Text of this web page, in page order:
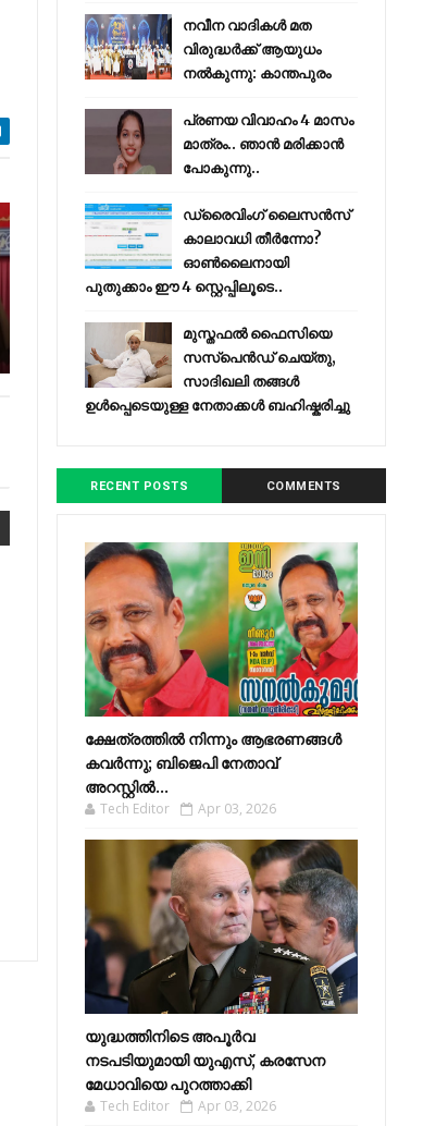
നവീന വാദികൾ മത
വിരുദ്ധർക്ക് ആയുധം
നൽകുന്നു: കാന്തപുരം
പ്രണയ വിവാഹം 4 മാസം
മാത്രം.. ഞാൻ മരിക്കാൻ
പോകുന്നു..
ഡ്രൈവിംഗ് ലൈസൻസ്
കാലാവധി തീർന്നോ?
ഓൺലൈനായി
പുതുക്കാം ഈ 4 സ്റ്റെപ്പിലൂടെ..
മുസ്തഫൽ ഫൈസിയെ
സസ്‌പെൻഡ് ചെയ്തു,
സാദിഖലി തങ്ങൾ
ഉൾപ്പെടെയുള്ള നേതാക്കൾ ബഹിഷ്കരിച്ചു
RECENT POSTS COMMENTS
ക്ഷേത്രത്തിൽ നിന്നും ആഭരണങ്ങൾ
കവർന്നു; ബിജെപി നേതാവ്
അറസ്റ്റിൽ...
Tech Editor Apr 03, 2026
യുദ്ധത്തിനിടെ അപൂർവ
നടപടിയുമായി യുഎസ്, കരസേന
മേധാവിയെ പുറത്താക്കി
Tech Editor Apr 03, 2026